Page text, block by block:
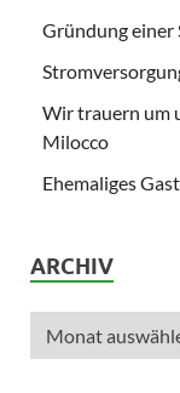
Gründung einer
Wir trauern um
Milocco
Ehemaliges
ARCHIV